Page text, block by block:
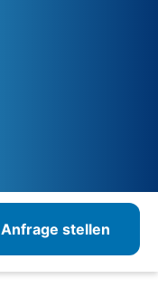
Anfrage stellen